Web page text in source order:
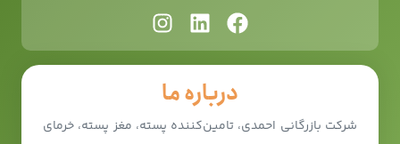
درباره ما
شرکت بازرگانی احمدی، تامین‌کننده پسته، مغز پسته، خرمای